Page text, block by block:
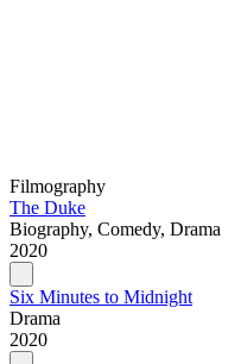
Filmography
The Duke
Biography, Comedy, Drama
2020
Six Minutes to Midnight
Drama
2020